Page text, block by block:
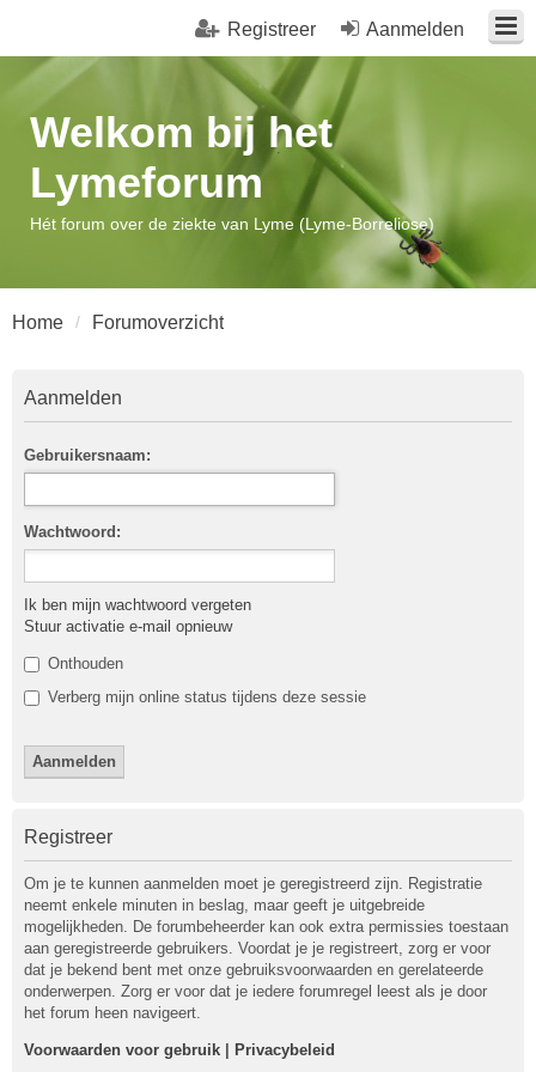
Aanmelden
Registreer
Welkom bij het
Lymeforum
Hét forum over de ziekte van Lyme (Lyme-Borreliose)
Home Forumoverzicht
Aanmelden
Gebruikersnaam:
Wachtwoord:
Ik ben mijn wachtwoord vergeten
Stuur activatie e-mail opnieuw
Onthouden
Verberg mijn online status tijdens deze sessie
Registreer
Om je te kunnen aanmelden moet je geregistreerd zijn. Registratie
neemt enkele minuten in beslag, maar geeft je uitgebreide
mogelijkheden. De forumbeheerder kan ook extra permissies toestaan
aan geregistreerde gebruikers. Voordat je je registreert, zorg er voor
dat je bekend bent met onze gebruiksvoorwaarden en gerelateerde
onderwerpen. Zorg er voor dat je iedere forumregel leest als je door
het forum heen navigeert.
Voorwaarden voor gebruik Privacybeleid